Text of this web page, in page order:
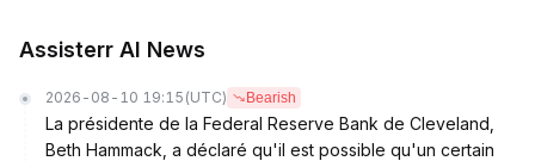
Assisterr AI News
2026-08-10 19:15 (UTC) Bearish
La présidente de la Federal Reserve Bank de Cleveland,
Beth Hammack, a déclaré qu'il est possible qu'un certain